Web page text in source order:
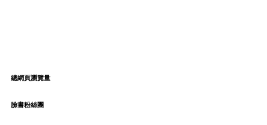
總網頁瀏覽量
臉書粉絲團